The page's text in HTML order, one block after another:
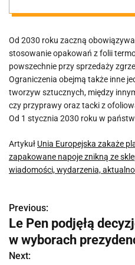
napoje
ze
Od 2030 roku zaczną
stosowanie opakowań z folii
powszechnie przy sprzedaży
Ograniczenia obejmą także inne
tworzyw sztucznych, między
czy przyprawy oraz tacki z
Od 1 stycznia 2030 roku w
Artykuł Unia Europejska zakaże
zapakowane napoje znikną ze
wiadomości, wydarzenia,
N
a
w
Previous:
Le Pen podjęłą
w wyborach
Next: